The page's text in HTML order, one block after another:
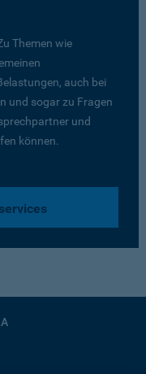
Themen wie
auch bei
und sogar zu Fragen
und
können.